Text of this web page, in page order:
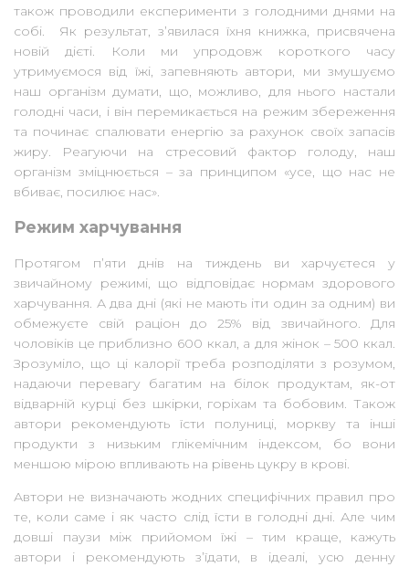
також проводили експерименти з голодними днями на
собі. Як результат, з’явилася їхня книжка, присвячена
новій дієті. Коли ми упродовж короткого часу
утримуємося від їжі, запевняють автори, ми змушуємо
наш організм думати, що, можливо, для нього настали
голодні часи, і він перемикається на режим збереження
та починає спалювати енергію за рахунок своїх запасів
жиру. Реагуючи на стресовий фактор голоду, наш
організм зміцнюється – за принципом «усе, що нас не
вбиває, посилює нас».
Режим харчування
Протягом п’яти днів на тиждень ви харчуєтеся у
звичайному режимі, що відповідає нормам здорового
харчування. А два дні (які не мають іти один за одним) ви
обмежуєте свій раціон до 25% від звичайного. Для
чоловіків це приблизно 600 ккал, а для жінок – 500 ккал.
Зрозуміло, що ці калорії треба розподіляти з розумом,
надаючи перевагу багатим на білок продуктам, як-от
відварній курці без шкірки, горіхам та бобовим. Також
автори рекомендують їсти полуниці, моркву та інші
продукти з низьким глікемічним індексом, бо вони
меншою мірою впливають на рівень цукру в крові.
Автори не визначають жодних специфічних правил про
те, коли саме і як часто слід їсти в голодні дні. Але чим
довші паузи між прийомом їжі – тим краще, кажуть
автори і рекомендують з’їдати, в ідеалі, усю денну